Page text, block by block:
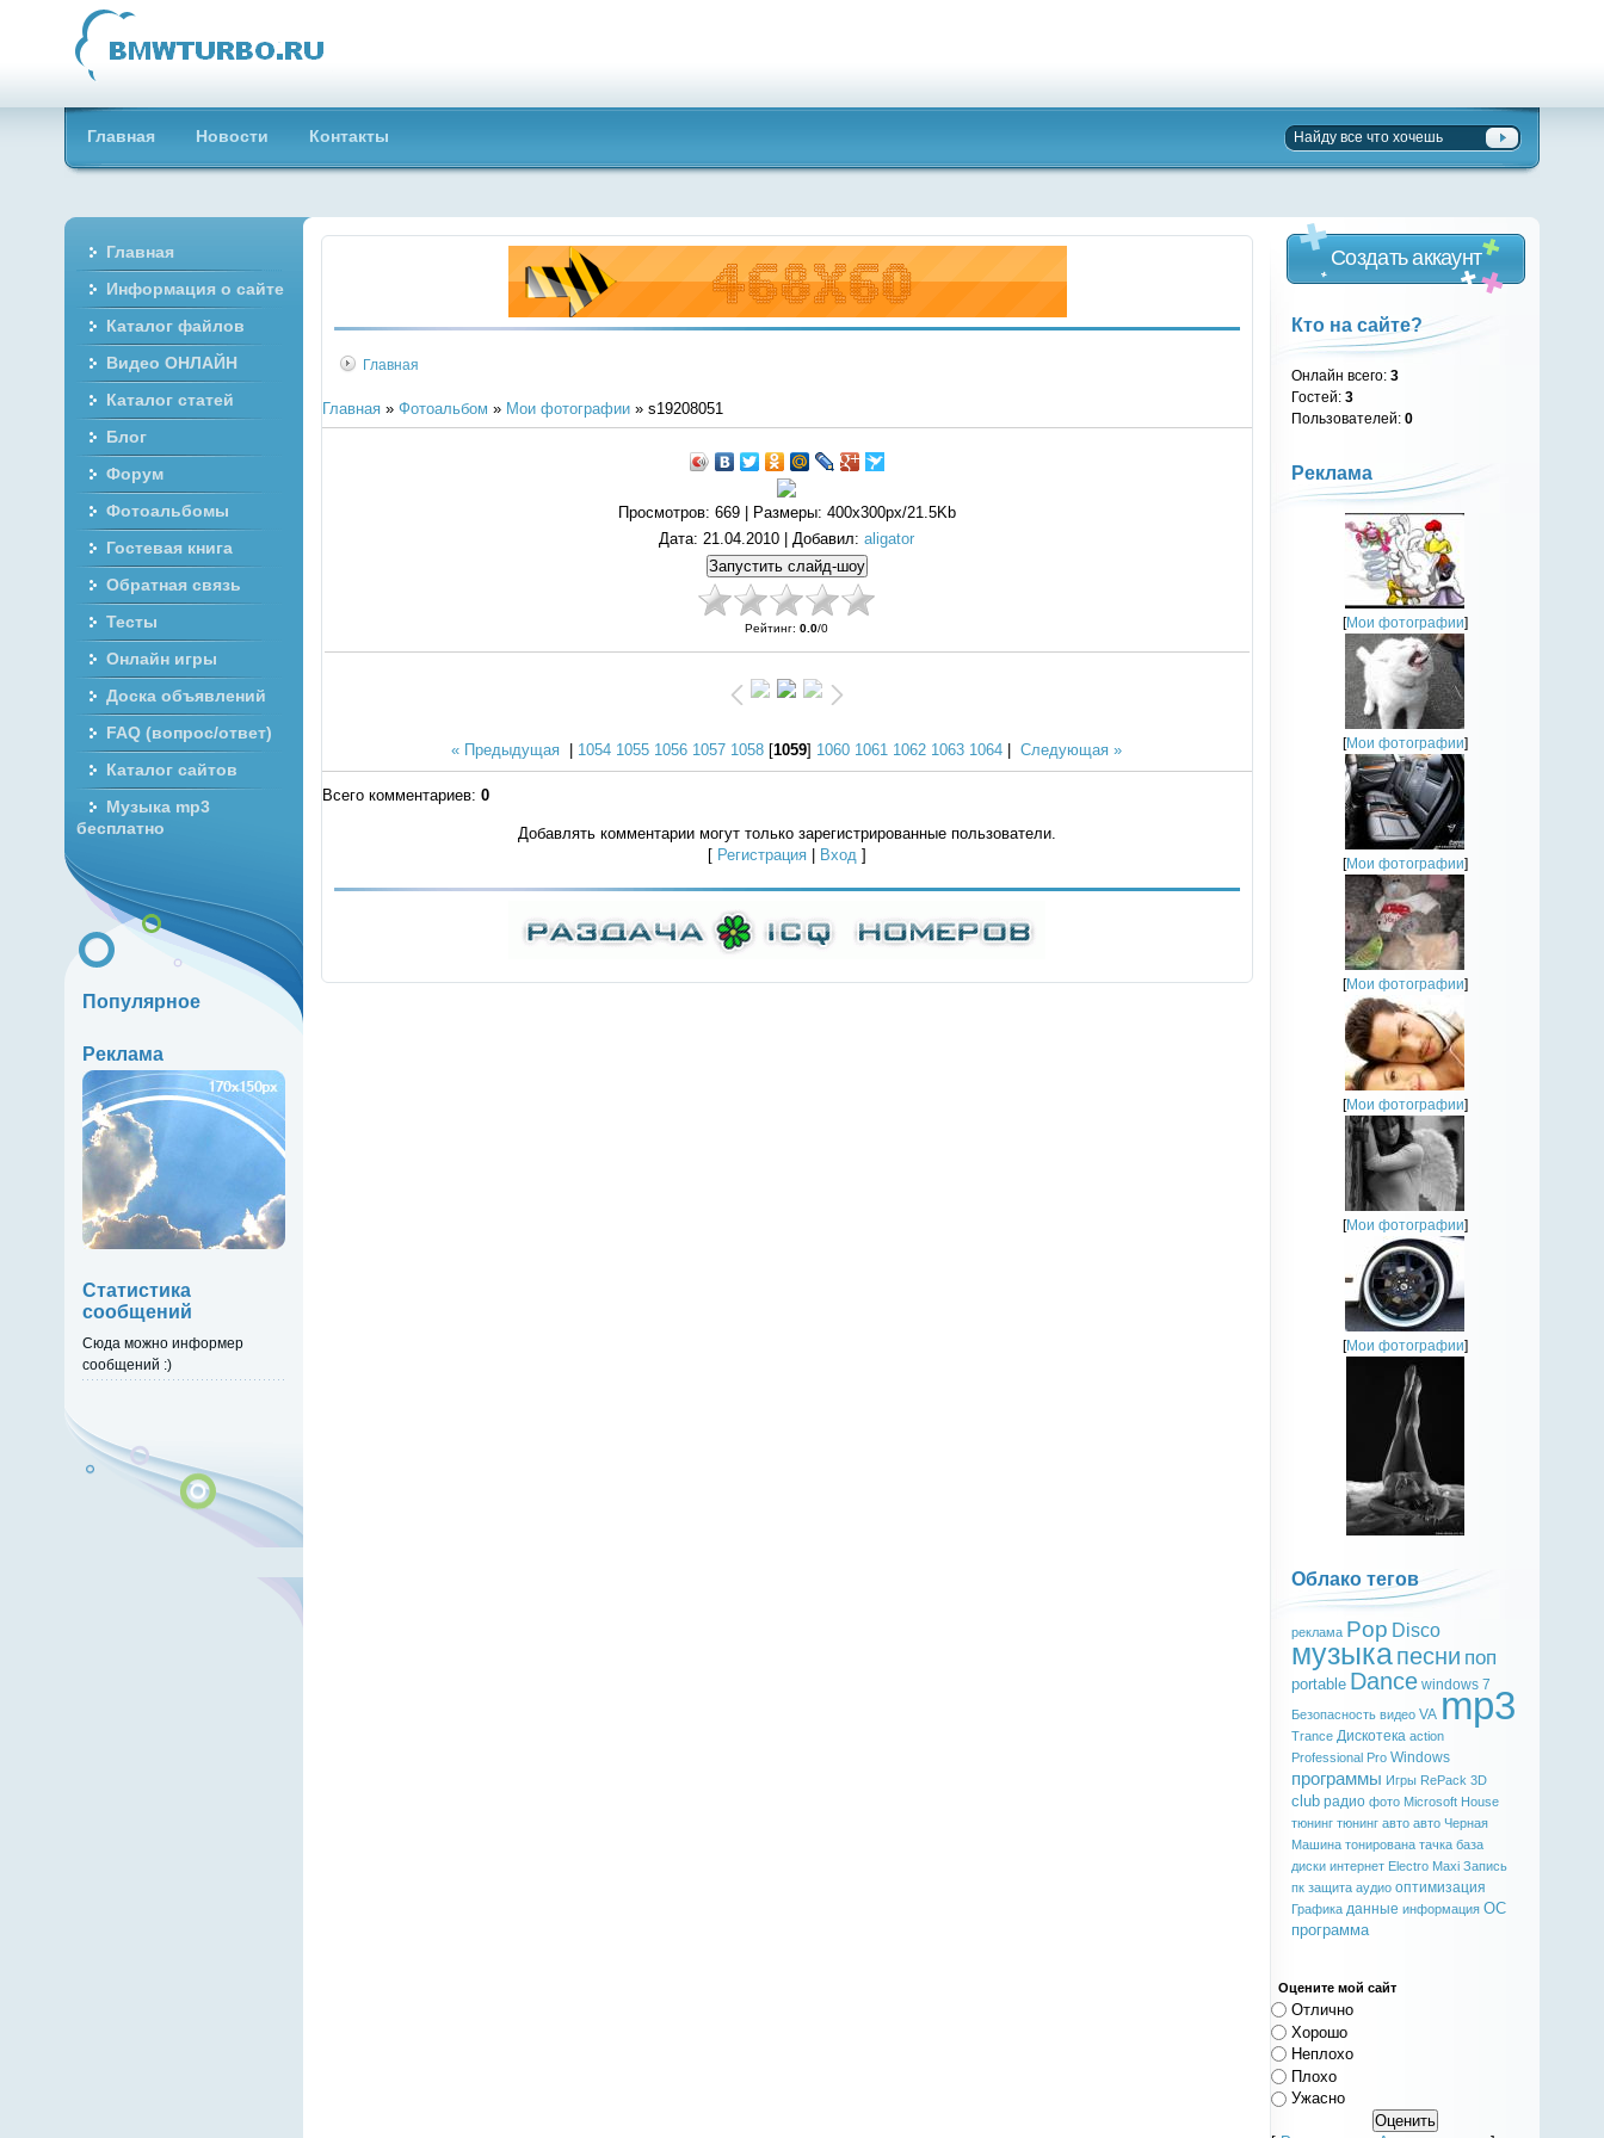
Главная Новости Контакты
Главная
Главная» Фотоальбом » Мои фотографии» s19208051
Просмотров: 669 | Размеры: 400x300px/21.5Kb
Дата: 21.04.2010 | Добавил:aligator
Рейтинг:0.0/0
« Предыдущая | 1054 1055 1056 1057 1058 [1059] 1060 1061 1062 1063 1064 |Следующая »
Всего комментариев: 0
Добавлять комментарии могут только зарегистрированные пользователи.
[ Регистрация | Вход ]
Создать аккаунт
Кто на сайте?
Онлайн всего:3
Гостей:3
Пользователей:0
Реклама
[Мои фотографии]
[Мои фотографии]
[Мои фотографии]
[Мои фотографии]
[Мои фотографии]
[Мои фотографии]
[Мои фотографии]
Облако тегов
реклама Pop Disco
музыкапесни поп
portable Dance windows 7
Безопасность видео VA mp3
Trance Дискотека action
Professional Pro Windows
программы Игры RePack 3D
club радио фото Microsoft House
тюнинг тюнинг авто авто Черная
Машина тонирована тачка база
диски интернет Electro Maxi Запись
пк защита аудио оптимизация
Графика данные информация ОС
программа
Оцените мой сайт
Отлично
Хорошо
Неплохо
Плохо
Ужасно
Главная
Информация о сайте
Каталог файлов
Видео ОНЛАЙН
Каталог статей
Блог
Форум
Фотоальбомы
Гостевая книга
Обратная связь
Тесты
Онлайн игры
Доска объявлений
FAQ (вопрос/ответ)
Каталог сайтов
Музыка mp3
бесплатно
Популярное
Реклама
Статистика
сообщений
Сюда можно информер
сообщений :)